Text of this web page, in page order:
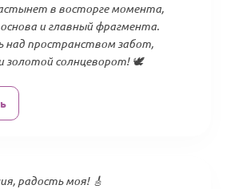
в восторге момента,
и главный фрагмента.
пространством забот,
золотой солнцеворот! 🕊️
радость моя! 🎸